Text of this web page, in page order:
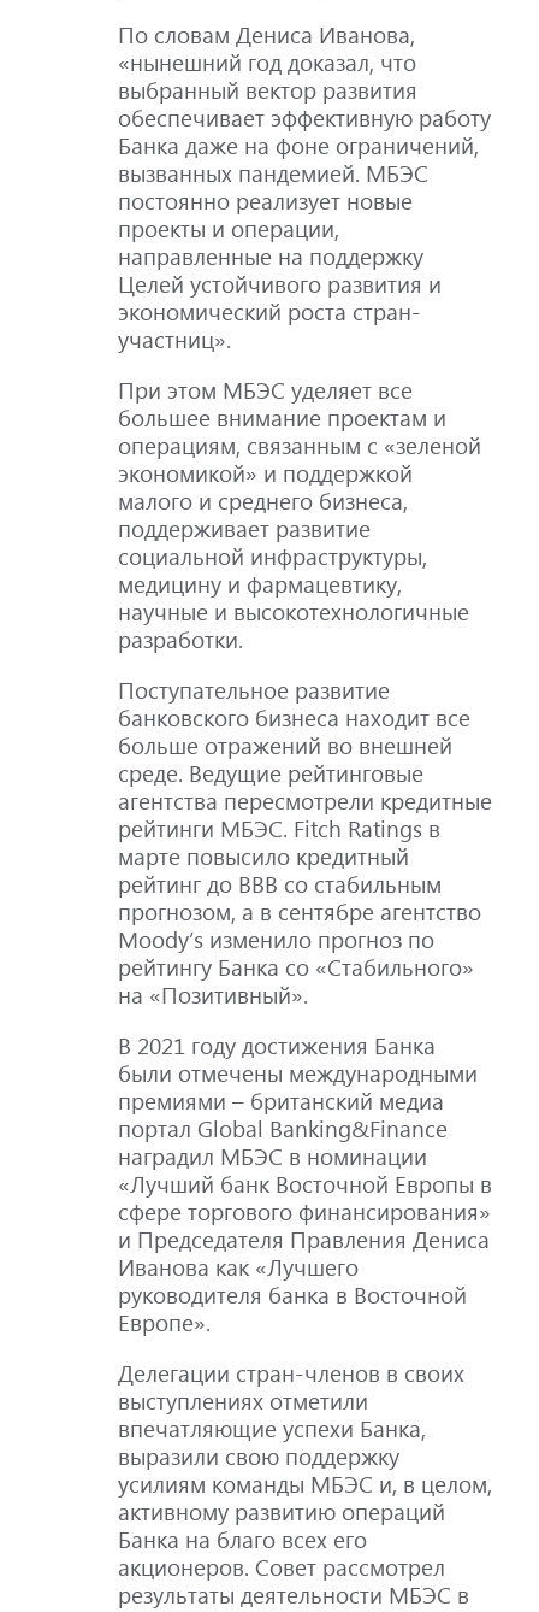
По словам Дениса Иванова,
«нынешний год доказал, что
выбранный вектор развития
обеспечивает эффективную работу
Банка даже на фоне ограничений,
вызванных пандемией. МБЭС
постоянно реализует новые
проекты и операции,
направленные на поддержку
Целей устойчивого развития и
экономический роста стран-
участниц».
При этом МБЭС уделяет все
большее внимание проектам и
операциям, связанным с «зеленой
экономикой» и поддержкой
малого и среднего бизнеса,
поддерживает развитие
социальной инфраструктуры,
медицину и фармацевтику,
научные и высокотехнологичные
разработки.
Поступательное развитие
банковского бизнеса находит все
больше отражений во внешней
среде. Ведущие рейтинговые
агентства пересмотрели кредитные
рейтинги МБЭС. Fitch Ratings в
марте повысило кредитный
рейтинг до BBB со стабильным
прогнозом, а в сентябре агентство
Moody’s изменило прогноз по
рейтингу Банка со «Стабильного»
на «Позитивный».
В 2021 году достижения Банка
были отмечены международными
премиями – британский медиа
портал Global Banking&Finance
наградил МБЭС в номинации
«Лучший банк Восточной Европы в
сфере торгового финансирования»
и Председателя Правления Дениса
Иванова как «Лучшего
руководителя банка в Восточной
Европе».
Делегации стран-членов в своих
выступлениях отметили
впечатляющие успехи Банка,
выразили свою поддержку
усилиям команды МБЭС и, в целом,
активному развитию операций
Банка на благо всех его
акционеров. Совет рассмотрел
результаты деятельности МБЭС в